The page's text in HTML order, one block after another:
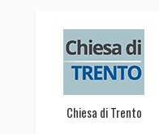
Chiesa di Trento